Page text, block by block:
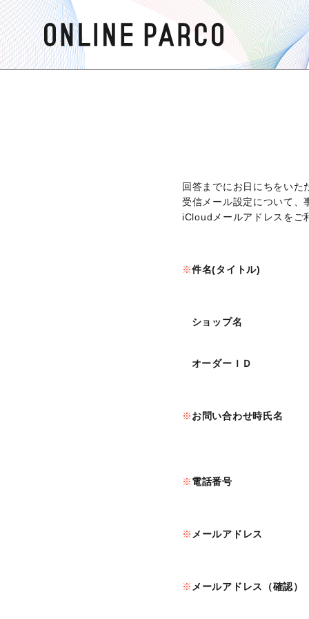
回答までにお日にちをいた
受信メール設定について、
iCloudメールアドレスをご
件名(タイトル)
ショップ名
オーダーＩＤ
お問い合わせ時氏名
電話番号
メールアドレス
メールアドレス（確認）